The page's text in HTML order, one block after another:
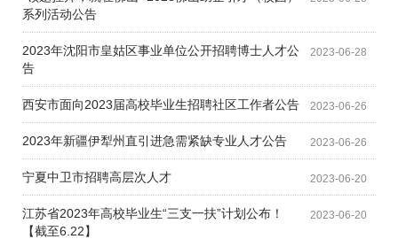
系列活动公告
2023-06-28
2023年沈阳市皇姑区事业单位公开招聘博士人才公
告
2023-06-26
西安市面向2023届高校毕业生招聘社区工作者公告
2023-06-26
2023年新疆伊犁州直引进急需紧缺专业人才公告
2023-06-20
宁夏中卫市招聘高层次人才
2023-06-20
江苏省2023年高校毕业生“三支一扶”计划公布！
【截至6.22】